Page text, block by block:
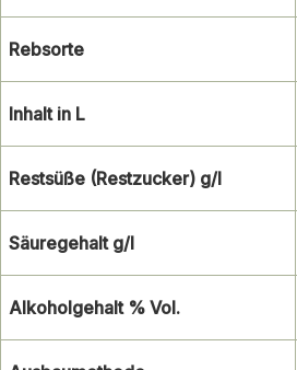
Rebsorte
Inhalt in L
Restsüße (Restzucker) g/l
Säuregehalt g/l
Alkoholgehalt % Vol.